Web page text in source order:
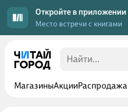
Откройте в приложении
Место встречи с книгами
МагазиныАкцииРаспродажа